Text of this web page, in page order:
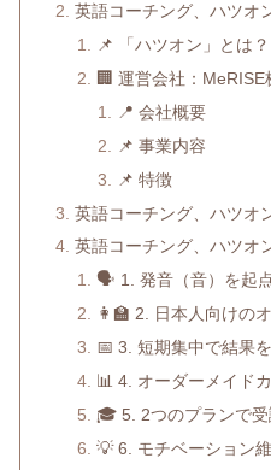
英語コーチング、ハツオ
📌 「ハツオン」とは？
🏢 運営会社：MeRISE
📍 会社概要
📌 事業内容
📌 特徴
英語コーチング、ハツオ
英語コーチング、ハツオ
🗣️ 1. 発音（音）を起
👩‍🏫 2. 日本人向けの
📅 3. 短期集中で結果
📊 4. オーダーメイド
🎓 5. 2つのプランで
💡 6. モチベーション